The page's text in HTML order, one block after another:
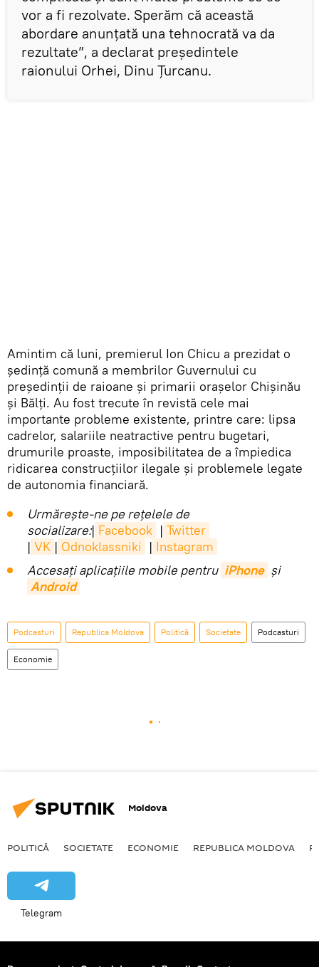
vor a fi rezolvate. Sperăm că această
abordare anunțată una tehnocrată va da
rezultate”, a declarat președintele
raionului Orhei, Dinu Țurcanu.
Amintim că luni, premierul Ion Chicu a prezidat o
ședință comună a membrilor Guvernului cu
președinții de raioane și primarii orașelor Chișinău
și Bălți. Au fost trecute în revistă cele mai
importante probleme existente, printre care: lipsa
cadrelor, salariile neatractive pentru bugetari,
drumurile proaste, imposibilitatea de a împiedica
ridicarea construcțiilor ilegale și problemele legate
de autonomia financiară.
Urmărește-ne pe rețelele de
socializare:| Facebook | Twitter
| VK | Odnoklassniki | Instagram
Accesaţi aplicaţiile mobile pentru iPhone și
Android
Podcasturi Republica Moldova Politică Societate Podcasturi
Economie
Moldova
POLITICĂ SOCIETATE ECONOMIE REPUBLICA MOLDOVA
Telegram